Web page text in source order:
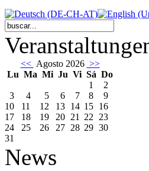
<< Agosto 2026 >>
Lu Ma Mi Ju Vi Sá Do
1
2
3
4 5 6 7 8
9
10
11 12 13 14 15 16
17
18 19 20 21 22 23
24
25 26 27 28 29 30
31
News